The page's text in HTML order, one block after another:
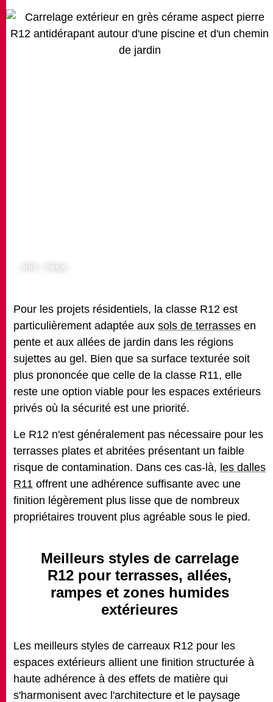
arkè - beige
Pour les projets résidentiels, la classe R12 est
particulièrement adaptée aux sols de terrasses en
pente et aux allées de jardin dans les régions
sujettes au gel. Bien que sa surface texturée soit
plus prononcée que celle de la classe R11, elle
reste une option viable pour les espaces extérieurs
privés où la sécurité est une priorité.
Le R12 n'est généralement pas nécessaire pour les
terrasses plates et abritées présentant un faible
risque de contamination. Dans ces cas-là, les dalles
R11 offrent une adhérence suffisante avec une
finition légèrement plus lisse que de nombreux
propriétaires trouvent plus agréable sous le pied.
Meilleurs styles de carrelage
R12 pour terrasses, allées,
rampes et zones humides
extérieures
Les meilleurs styles de carreaux R12 pour les
espaces extérieurs allient une finition structurée à
haute adhérence à des effets de matière qui
s'harmonisent avec l'architecture et le paysage